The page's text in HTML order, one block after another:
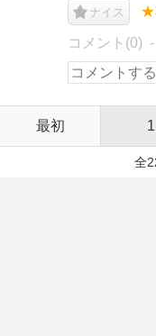
ナイス
コメント(0)
最初 1
全